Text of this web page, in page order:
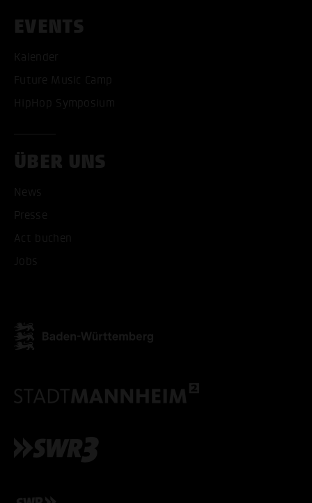
EVENTS
Kalender
Future Music Camp
HipHop Symposium
ÜBER UNS
News
Presse
Act buchen
Jobs